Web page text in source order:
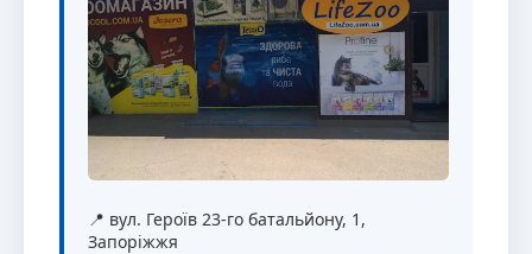
📍 вул. Героїв 23-го батальйону, 1,
Запоріжжя